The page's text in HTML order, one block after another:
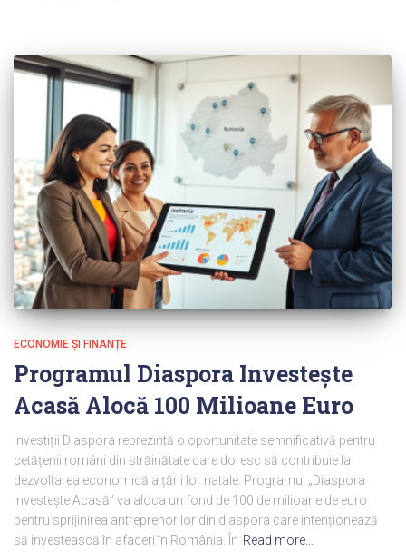
ECONOMIE ȘI FINANȚE
Programul Diaspora Investește
Acasă Alocă 100 Milioane Euro
Investiții Diaspora reprezintă o oportunitate semnificativă pentru
cetățenii români din străinătate care doresc să contribuie la
dezvoltarea economică a țării lor natale. Programul „Diaspora
Investește Acasă” va aloca un fond de 100 de milioane de euro
pentru sprijinirea antreprenorilor din diaspora care intenționează
să investească în afaceri în România. În Read more…